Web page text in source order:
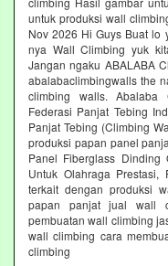
untuk produksi wall
Nov 2026 Hi Guys Buat lo
nya Wall Climbing yuk
Jangan ngaku ABALABA
abalabaclimbingwalls the
climbing walls. Abalaba
Federasi Panjat Tebing
Panjat Tebing (Climbing
produksi papan panel
Panel Fiberglass Dinding
Untuk Olahraga Prestasi,
terkait dengan produksi
papan panjat jual wall
pembuatan wall climbing
wall climbing cara
climbing